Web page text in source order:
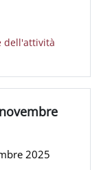
dell'attività
2025